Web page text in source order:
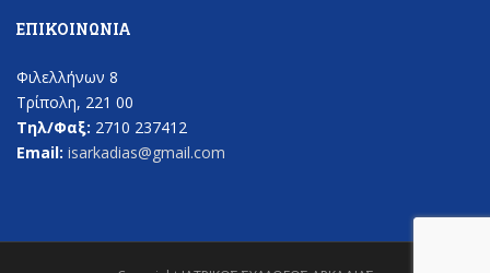
ΕΠΙΚΟΙΝΩΝΊΑ
Φιλελλήνων 8
Τρίπολη, 221 00
Τηλ/Φαξ: 2710 237412
Email: isarkadias@gmail.com